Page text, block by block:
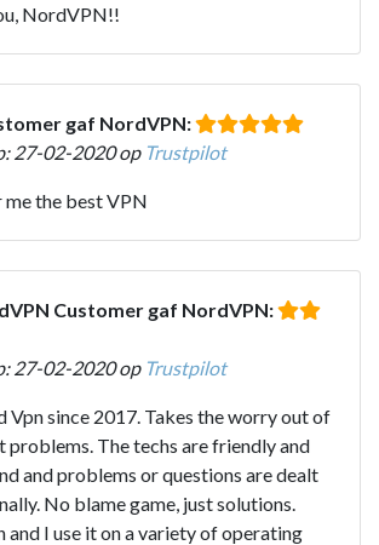
NordVPN!!
gaf NordVPN:
27-02-2020 op Trustpilot
me the best VPN
Customer gaf NordVPN:
27-02-2020 op Trustpilot
Vpn since 2017. Takes the worry out of
problems. The techs are friendly and
and problems or questions are dealt
No blame game, just solutions.
and I use it on a variety of operating